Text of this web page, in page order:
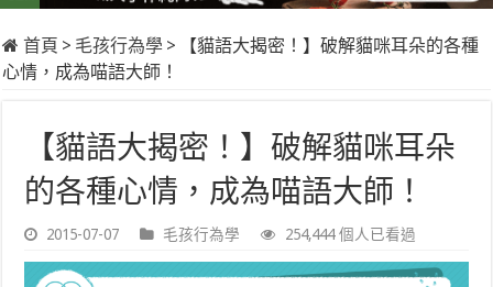
首頁 > 毛孩行為學 >
【貓語大揭密！】破解貓咪耳朵的各種
心情，成為喵語大師！
【貓語大揭密！】破解貓咪耳朵
的各種心情，成為喵語大師！
2015-07-07 毛孩行為學 254,444 個人已看過